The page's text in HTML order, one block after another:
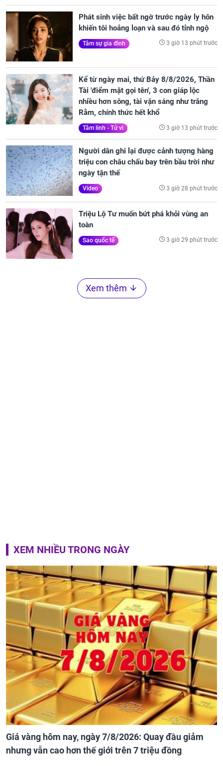
Phát sinh việc bất ngờ trước ngày ly hôn
khiến tôi hoảng loạn và sau đó tỉnh ngộ
Tâm sự gia đình 3 giờ 13 phút trước
Kể từ ngày mai, thứ Bảy 8/8/2026, Thần
Tài 'điểm mặt gọi tên', 3 con giáp lộc
nhiều hơn sông, tài vận sáng như trăng
Rằm, chính thức hết khổ
Tâm linh - Tử vi 3 giờ 13 phút trước
Người dân ghi lại được cảnh tượng hàng
triệu con châu chấu bay trên bầu trời như
ngày tận thế
Video 3 giờ 28 phút trước
Triệu Lộ Tư muốn bứt phá khỏi vùng an
toàn
Sao quốc tế 3 giờ 29 phút trước
Xem thêm
XEM NHIỀU TRONG NGÀY
Giá vàng hôm nay, ngày 7/8/2026: Quay đầu giảm
nhưng vẫn cao hơn thế giới trên 7 triệu đồng